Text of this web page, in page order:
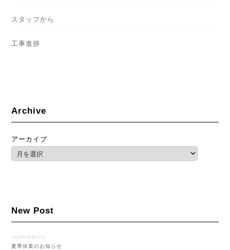
スタッフから
工事進捗
Archive
アーカイブ
New Post
2026年08月07日
夏季休業のお知らせ